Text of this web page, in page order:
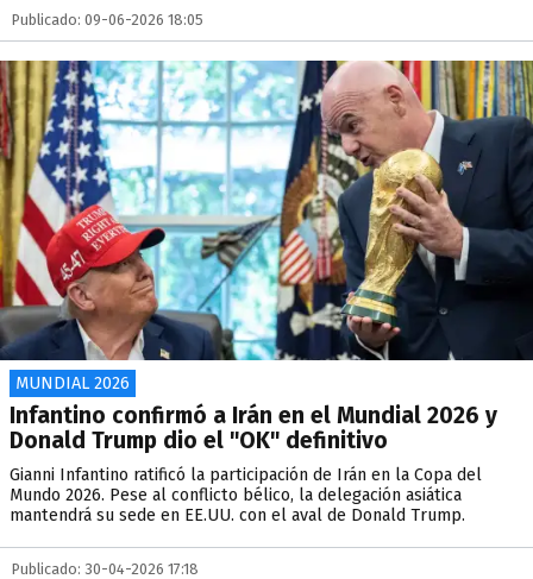
Publicado: 09-06-2026 18:05
MUNDIAL 2026
Infantino confirmó a Irán en el Mundial 2026 y
Donald Trump dio el "OK" definitivo
Gianni Infantino ratificó la participación de Irán en la Copa del
Mundo 2026. Pese al conflicto bélico, la delegación asiática
mantendrá su sede en EE.UU. con el aval de Donald Trump.
Publicado: 30-04-2026 17:18